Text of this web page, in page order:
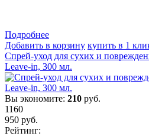
Подробнеe
Добавить в корзину купить в 1
Cпрей-уход для сухих и
Leave-in, 300 мл.
Вы экономите: 210 руб.
1160
950 руб.
Рейтинг: